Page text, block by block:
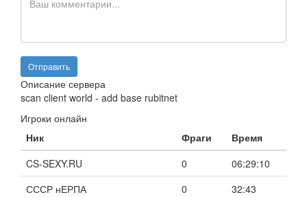
Описание сервера
scan client world - add base rubitnet
Игроки онлайн
Ник
Фраги
Время
CS-SEXY.RU
0
06:29:10
СССР нЕРПА
0
32:43